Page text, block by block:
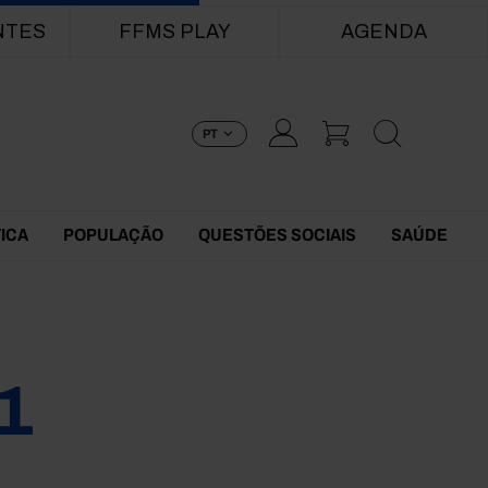
FFMS PLAY AGENDA
PT
POPULAÇÃO QUESTÕES SOCIAIS SAÚDE